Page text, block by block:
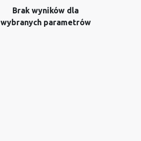
Brak wyników dla
wybranych parametrów